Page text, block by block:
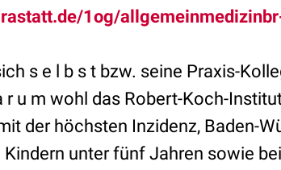
1og/
s e l b s t bzw. seine Praxis-
u m wohl das Robert-Koch-
der höchsten Inzidenz, Baden-
unter fünf Jahren sowie